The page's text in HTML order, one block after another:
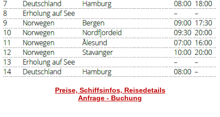
Preise, Schiffsinfos, Reisedetails
Anfrage - Buchung